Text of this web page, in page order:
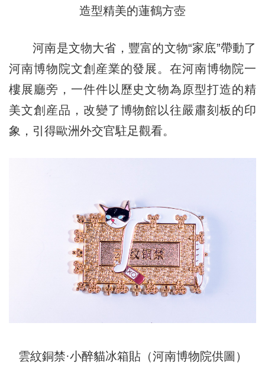
造型精美的蓮鶴方壺
河南是文物大省，豐富的文物“家底”帶動了
河南博物院文創産業的發展。在河南博物院一
樓展廳旁，一件件以歷史文物為原型打造的精
美文創産品，改變了博物館以往嚴肅刻板的印
象，引得歐洲外交官駐足觀看。
雲紋銅禁·小醉貓冰箱貼（河南博物院供圖）